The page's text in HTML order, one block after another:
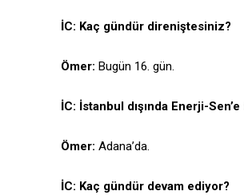
İC: Kaç gündür direniştesiniz?
Ömer: Bugün 16. gün.
İC: İstanbul dışında Enerji-
Ömer: Adana’da.
İC: Kaç gündür devam ediyor?